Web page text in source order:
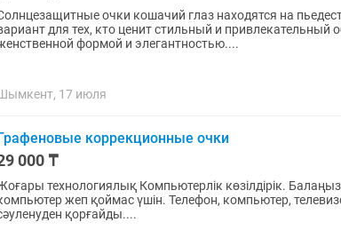
очки кошачий глаз находятся на
для тех, кто ценит стильный и привлекательный
формой и элегантностью....
17 июля
коррекционные очки
000 ₸
технологиялық Компьютерлік көзілдірік. Балаңыздың , өзіңіздің көзінізді телефон,
жеп қоймас үшін. Телефон, компьютер, телевизордан бөлінетін ультракүлгін
қорғайды....